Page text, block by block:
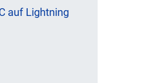
auf Lightning